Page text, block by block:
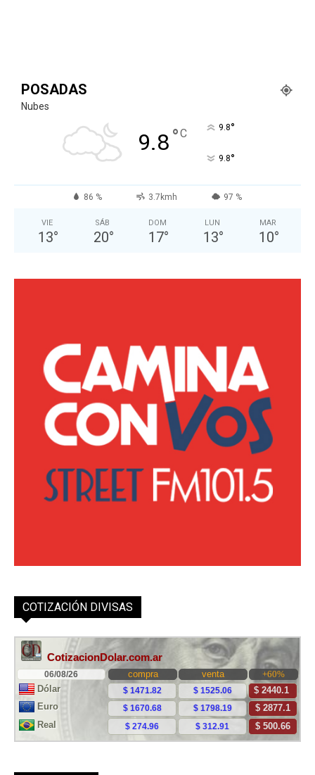
POSADAS
Nubes
9.8°C 9.8°
9.8°
86 % 3.7kmh 97 %
VIE
13°
SÁB
20°
DOM
17°
LUN
13°
MAR
10°
COTIZACIÓN DIVISAS